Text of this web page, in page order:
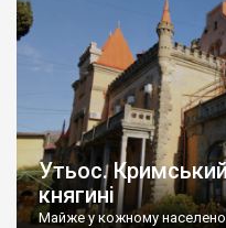
Утьос.
княгині
Майже у кожному